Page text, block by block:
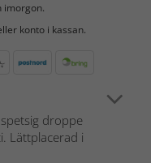
imorgon.
konto i kassan.
droppe
Lättplacerad i